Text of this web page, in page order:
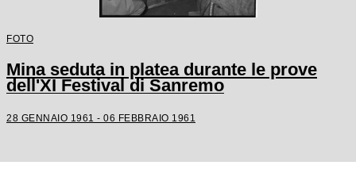
FOTO
Mina seduta in platea durante le prove
dell'XI Festival di Sanremo
28 GENNAIO 1961 - 06 FEBBRAIO 1961